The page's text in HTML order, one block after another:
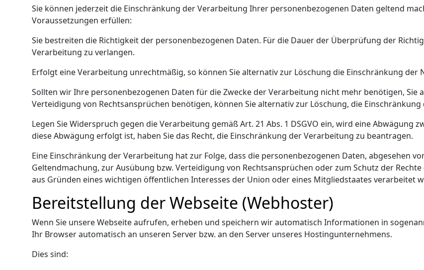
Sie können jederzeit die Einschränkung der Verarbeitung Ihrer personenbezogenen Daten geltend
Voraussetzungen erfüllen:
Sie bestreiten die Richtigkeit der personenbezogenen Daten. Für die Dauer der Überprüfung der
Verarbeitung zu verlangen.
Erfolgt eine Verarbeitung unrechtmäßig, so können Sie alternativ zur Löschung die Einschränkung der
Sollten wir Ihre personenbezogenen Daten für die Zwecke der Verarbeitung nicht mehr benötigen,
Verteidigung von Rechtsansprüchen benötigen, können Sie alternativ zur Löschung, die
Legen Sie Widerspruch gegen die Verarbeitung gemäß Art. 21 Abs. 1 DSGVO ein, wird eine
diese Abwägung erfolgt ist, haben Sie das Recht, die Einschränkung der Verarbeitung zu beantragen.
Eine Einschränkung der Verarbeitung hat zur Folge, dass die personenbezogenen Daten, abgesehen
Geltendmachung, zur Ausübung bzw. Verteidigung von Rechtsansprüchen oder zum Schutz der
aus Gründen eines wichtigen öffentlichen Interesses der Union oder eines Mitgliedstaates verarbeitet
Bereitstellung der Webseite (Webhoster)
Wenn Sie unsere Webseite aufrufen, erheben und speichern wir automatisch Informationen in
Ihr Browser automatisch an unseren Server bzw. an den Server unseres Hostingunternehmens.
Dies sind: